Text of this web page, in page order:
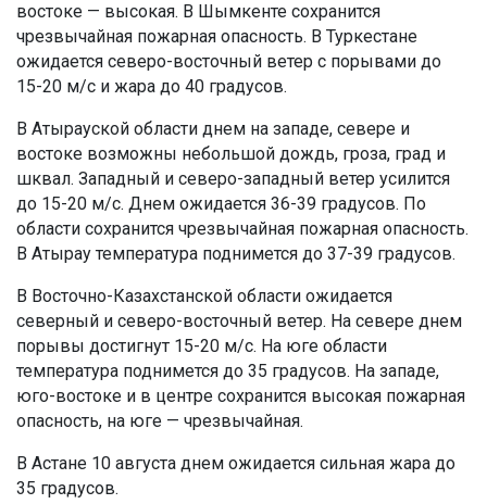
востоке — высокая. В Шымкенте сохранится
чрезвычайная пожарная опасность. В Туркестане
ожидается северо-восточный ветер с порывами до
15-20 м/с и жара до 40 градусов.
В Атырауской области днем на западе, севере и
востоке возможны небольшой дождь, гроза, град и
шквал. Западный и северо-западный ветер усилится
до 15-20 м/с. Днем ожидается 36-39 градусов. По
области сохранится чрезвычайная пожарная опасность.
В Атырау температура поднимется до 37-39 градусов.
В Восточно-Казахстанской области ожидается
северный и северо-восточный ветер. На севере днем
порывы достигнут 15-20 м/с. На юге области
температура поднимется до 35 градусов. На западе,
юго-востоке и в центре сохранится высокая пожарная
опасность, на юге — чрезвычайная.
В Астане 10 августа днем ожидается сильная жара до
35 градусов.